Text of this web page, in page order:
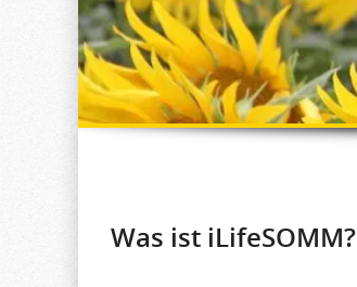
Was ist iLifeSOMM?